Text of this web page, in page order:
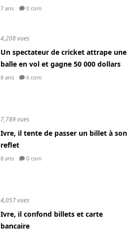
7 ans 0 com
4,208 vues
Un spectateur de cricket attrape une
balle en vol et gagne 50 000 dollars
8 ans 6 com
7,789 vues
Ivre, il tente de passer un billet à son
reflet
8 ans 0 com
4,057 vues
Ivre, il confond billets et carte
bancaire